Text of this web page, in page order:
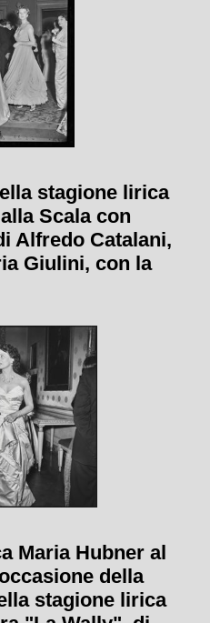
stagione lirica
Scala con
Alfredo Catalani,
Giulini, con la
Maria Hubner al
della
stagione lirica